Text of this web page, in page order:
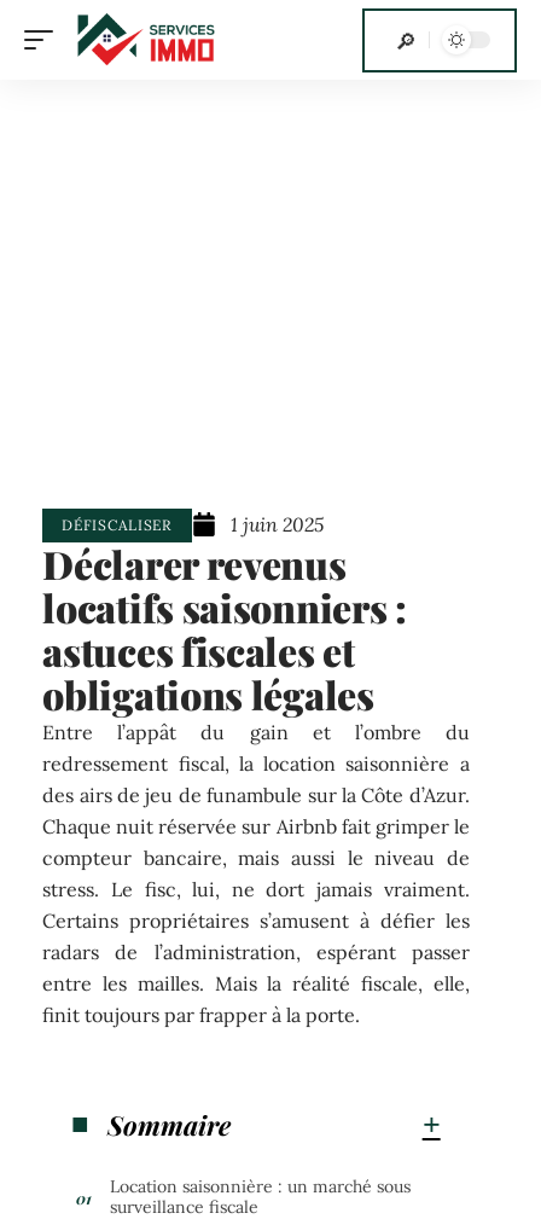
DÉFISCALISER 1 juin 2025
Déclarer revenus
locatifs saisonniers :
astuces fiscales et
obligations légales
Entre l’appât du gain et l’ombre du
redressement fiscal, la location saisonnière a
des airs de jeu de funambule sur la Côte d’Azur.
Chaque nuit réservée sur Airbnb fait grimper le
compteur bancaire, mais aussi le niveau de
stress. Le fisc, lui, ne dort jamais vraiment.
Certains propriétaires s’amusent à défier les
radars de l’administration, espérant passer
entre les mailles. Mais la réalité fiscale, elle,
finit toujours par frapper à la porte.
Sommaire
Location saisonnière : un marché sous
surveillance fiscale